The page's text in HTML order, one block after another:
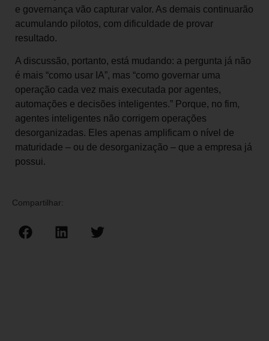
e governança vão capturar valor. As demais continuarão
acumulando pilotos, com dificuldade de provar
resultado.
A discussão, portanto, está mudando: a pergunta já não
é mais “como usar IA”, mas “como governar uma
operação cada vez mais executada por agentes,
automações e decisões inteligentes.” Porque, no fim,
agentes inteligentes não corrigem operações
desorganizadas. Eles apenas amplificam o nível de
maturidade – ou de desorganização – que a empresa já
possui.
Compartilhar: